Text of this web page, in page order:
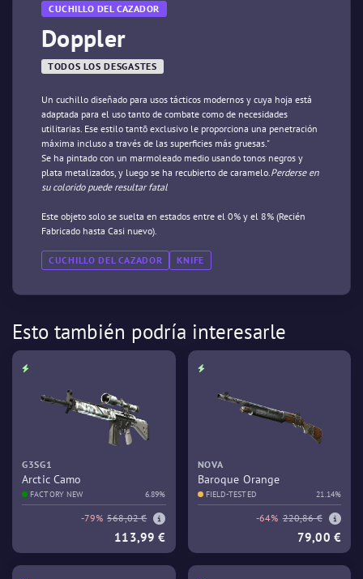
CUCHILLO DEL CAZADOR
Doppler
TODOS LOS DESGASTES
Un cuchillo diseñado para usos tácticos modernos y cuya hoja está
adaptada para el uso tanto de combate como de necesidades
utilitarias. Ese estilo tantō exclusivo le proporciona una penetración
máxima incluso a través de las superficies más gruesas."
Se ha pintado con un marmoleado medio usando tonos negros y
plata metalizados, y luego se ha recubierto de caramelo.Perderse en
su colorido puede resultar fatal
Este objeto solo se suelta en estados entre el 0% y el 8% (Recién
Fabricado hasta Casi nuevo).
CUCHILLO DEL CAZADOR KNIFE
Esto también podría interesarle
G3SG1
Arctic Camo
FACTORY NEW 6.89%
-79% 568,02 €
113,99 €
NOVA
Baroque Orange
FIELD-TESTED 21.14%
-64% 220,86 €
79,00 €